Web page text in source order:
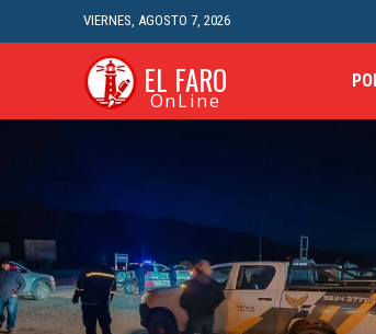
VIERNES, AGOSTO 7, 2026
EL FARO
OnLine